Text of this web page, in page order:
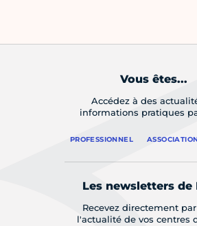
Vous êtes...
Accédez à des
informations pratiques
PROFESSIONNEL
Les newsletters de
Recevez directement
l'actualité de vos centres